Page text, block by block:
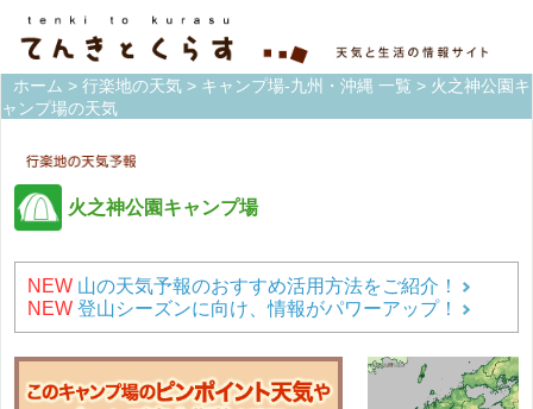
ホーム > 行楽地の天気 > キャンプ場-九州・沖縄 一覧 > 火之神公園キ
ャンプ場の天気
火之神公園キャンプ場
NEW 山の天気予報のおすすめ活用方法をご紹介！
NEW 登山シーズンに向け、情報がパワーアップ！